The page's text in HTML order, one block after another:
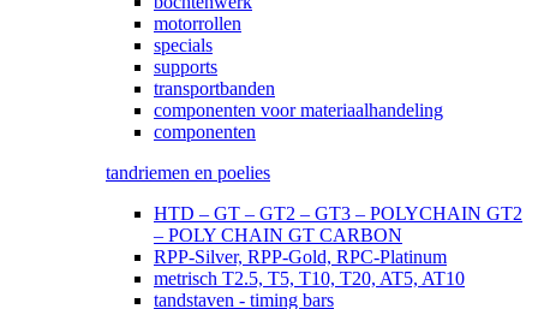
motorrollen
specials
supports
transportbanden
componenten voor materiaalhandeling
componenten
tandriemen en poelies
HTD – GT – GT2 – GT3 – POLYCHAIN GT2
– POLY CHAIN GT CARBON
RPP-Silver, RPP-Gold, RPC-Platinum
metrisch T2.5, T5, T10, T20, AT5, AT10
tandstaven - timing bars